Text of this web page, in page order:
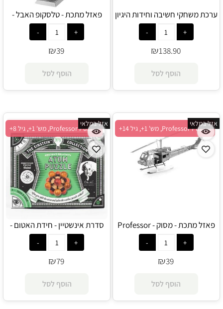
ערכת משחקי חשיבה וחידות היגיון
מלולאות מתכת - Professor
Puzzle
₪138.90
הוסף לסל
פאזל מתכת - טלסקופ האבל -
Professor Puzzle
₪39
הוסף לסל
Professor Puzzle, מש' 1+, גיל 14+
אזל במלאי
פאזל מתכת - מסוק - Professor
Puzzle
₪39
הוסף לסל
Professor Puzzle, מש' 1+, גיל 8+
אזל במלאי
סדרת אינשטיין - חידת האטום -
Professor Puzzle
₪79
הוסף לסל